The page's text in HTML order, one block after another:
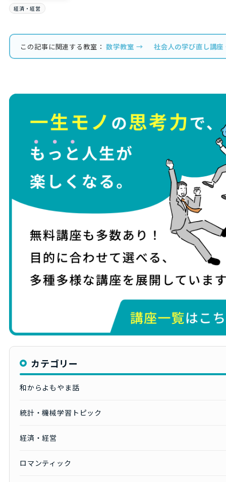
経済・経営
この記事に関連する教室：数学教室 → 社会人の学び直し講
カテゴリー
和からよもやま話
統計・機械学習トピック
経済・経営
ロマンティック